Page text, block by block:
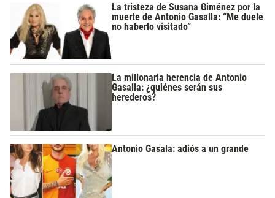
La tristeza de Susana Giménez por la
muerte de Antonio Gasalla: “Me duele
no haberlo visitado”
La millonaria herencia de Antonio
Gasalla: ¿quiénes serán sus
herederos?
Antonio Gasala: adiós a un grande